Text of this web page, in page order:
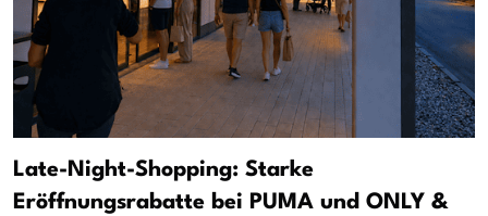
Late-Night-Shopping: Starke
Eröffnungsrabatte bei PUMA und ONLY &